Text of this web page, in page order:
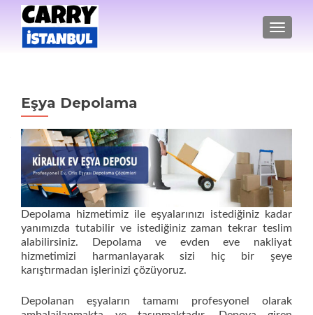
Eşya Depolama
Depolama hizmetimiz ile eşyalarınızı istediğiniz kadar
yanımızda tutabilir ve istediğiniz zaman tekrar teslim
alabilirsiniz. Depolama ve evden eve nakliyat
hizmetimizi harmanlayarak sizi hiç bir şeye
karıştırmadan işlerinizi çözüyoruz.
Depolanan eşyaların tamamı profesyonel olarak